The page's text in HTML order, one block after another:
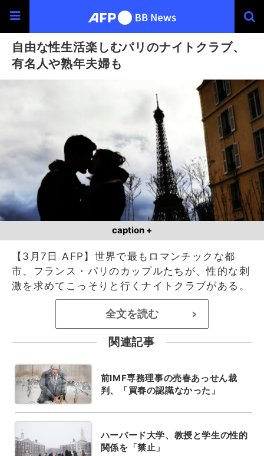
自由な性生活楽しむパリのナイトクラブ、
有名人や熟年夫婦も
caption +
【3月7日 AFP】世界で最もロマンチックな都
市、フランス・パリのカップルたちが、性的な刺
激を求めてこっそりと行くナイトクラブがある。
全文を読む >
関連記事
前IMF専務理事の売春あっせん裁
判、「買春の認識なかった」
ハーバード大学、教授と学生の性的
関係を「禁止」